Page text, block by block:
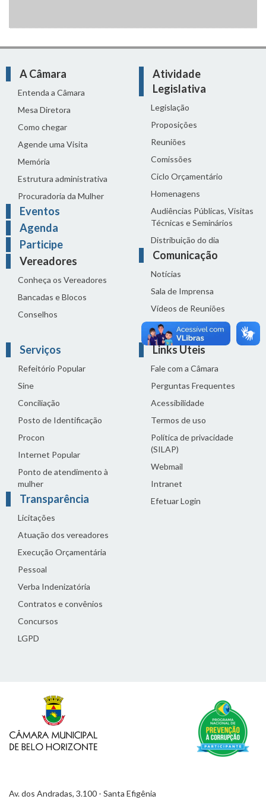
A Câmara
Entenda a Câmara
Mesa Diretora
Como chegar
Agende uma Visita
Memória
Estrutura administrativa
Procuradoria da Mulher
Eventos
Agenda
Participe
Vereadores
Conheça os Vereadores
Bancadas e Blocos
Conselhos
Atividade
Legislativa
Legislação
Proposições
Reuniões
Comissões
Ciclo Orçamentário
Homenagens
Audiências Públicas, Visitas
Técnicas e Seminários
Distribuição do dia
Comunicação
Notícias
Sala de Imprensa
Vídeos de Reuniões
Solenidades
Serviços
Refeitório Popular
Sine
Conciliação
Posto de Identificação
Procon
Internet Popular
Ponto de atendimento à
mulher
Transparência
Licitações
Atuação dos vereadores
Execução Orçamentária
Pessoal
Verba Indenizatória
Contratos e convênios
Concursos
LGPD
Links Úteis
Fale com a Câmara
Perguntas Frequentes
Acessibilidade
Termos de uso
Política de privacidade
(SILAP)
Webmail
Intranet
Efetuar Login
Av. dos Andradas, 3.100 - Santa Efigênia